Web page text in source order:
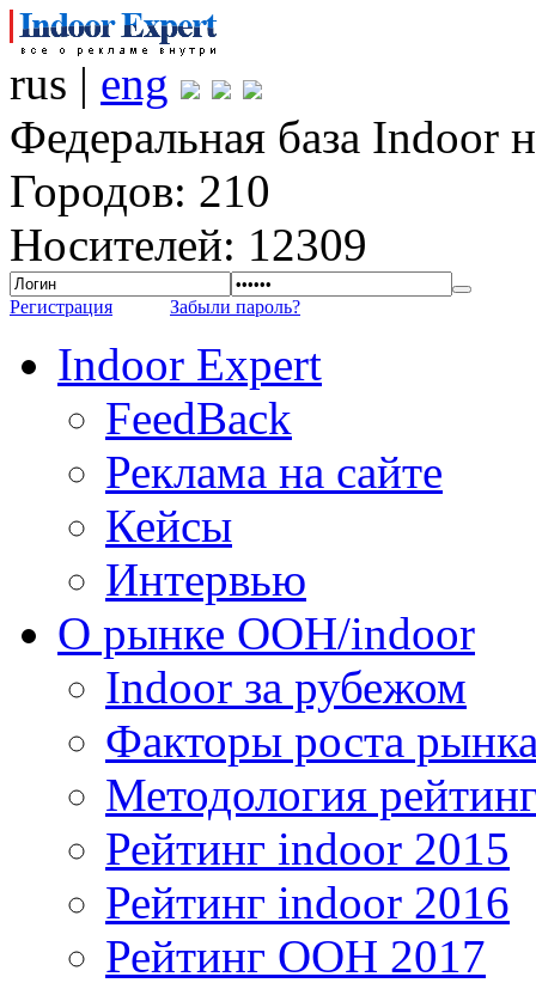
rus | eng
Федеральная база Indoor
Городов: 210
Носителей: 12309
Регистрация Забыли пароль?
Indoor Expert
FeedBack
Реклама на сайте
Кейсы
Интервью
О рынке OOH/indoor
Indoor за рубежом
Факторы роста
Методология
Рейтинг indoor 2015
Рейтинг indoor 2016
Рейтинг OOH 2017